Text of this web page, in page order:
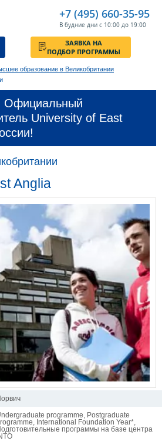
+7 (495) 660-35-95
В будние дни с 10:00 до 19:00
ЗАЯВКА НА
ПОДБОР ПРОГРАММЫ
образование в Великобритании
Официальный
University of East
Anglia
programme, Postgraduate
International Foundation Year*,
программы на базе центра